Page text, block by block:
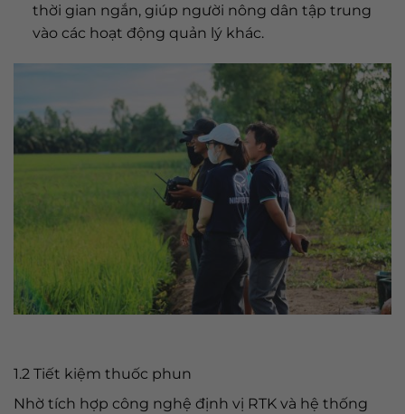
thời gian ngắn, giúp người nông dân tập trung
vào các hoạt động quản lý khác.
1.2 Tiết kiệm thuốc phun
Nhờ tích hợp công nghệ định vị RTK và hệ thống